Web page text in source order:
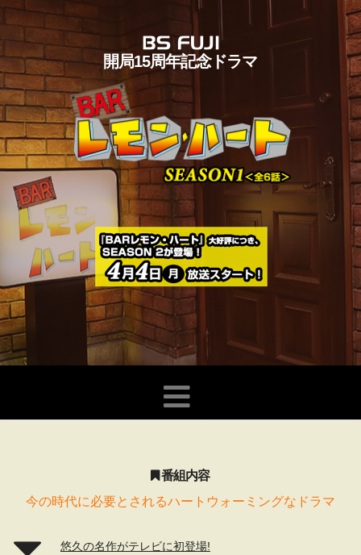
開局15周年記念ドラマ
番組内容
今の時代に必要とされるハートウォーミングなドラマ
悠久の名作がテレビに初登場!